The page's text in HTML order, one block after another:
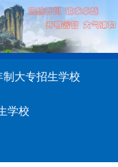
大专招生学校
学校